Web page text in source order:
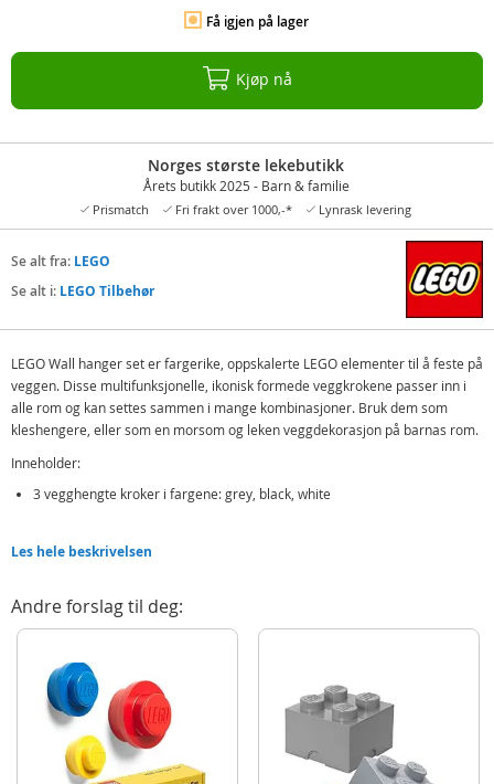
Få igjen på lager
Kjøp nå
Norges største lekebutikk
Årets butikk 2025 - Barn & familie
Prismatch Fri frakt over 1000,-* Lynrask levering
Se alt fra: LEGO
Se alt i: LEGO Tilbehør
LEGO Wall hanger set er fargerike, oppskalerte LEGO elementer til å feste på
veggen. Disse multifunksjonelle, ikonisk formede veggkrokene passer inn i
alle rom og kan settes sammen i mange kombinasjoner. Bruk dem som
kleshengere, eller som en morsom og leken veggdekorasjon på barnas rom.
Inneholder:
3 vegghengte kroker i fargene: grey, black, white
Produktdetaljer
Modell
5711938031855
Les hele beskrivelsen
Andre forslag til deg: